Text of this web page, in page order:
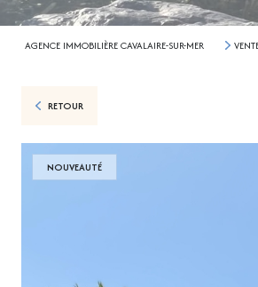
AGENCE IMMOBILIÈRE CAVALAIRE-SUR-MER
RETOUR
NOUVEAUTÉ